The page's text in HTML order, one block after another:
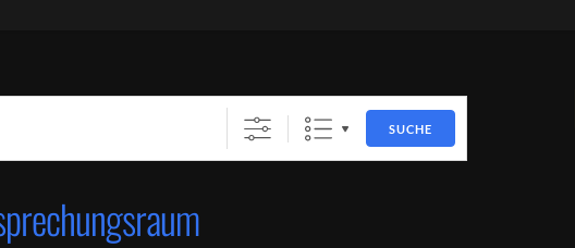
SUCHE